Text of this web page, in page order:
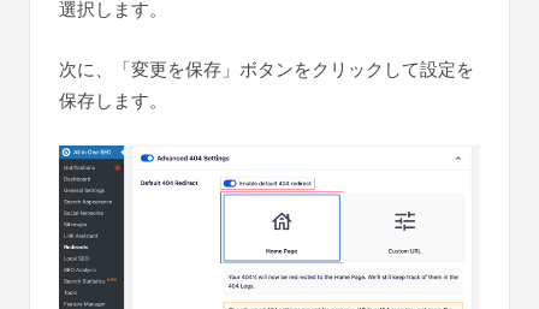
選択します。
次に、「変更を保存」ボタンをクリックして設定を
保存します。